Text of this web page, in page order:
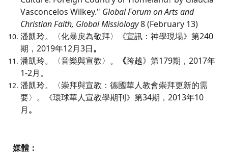
Vasconcelos Wilkey." Global Forum on Arts and
Christian Faith, Global Missiology8 (February 13)
潘凱玲。〈化暴戾為敬拜〉《宣訊：神學現場》第240
期，2019年12月3日。
潘凱玲。〈音樂與宣教〉。
《跨越》第179期，2017年
1-2月。
潘凱玲。〈崇拜與宣教：德國華人教會崇拜更新的需
要〉。《環球華人宣教學期刊》第34期，2013年10
月。
媒體：